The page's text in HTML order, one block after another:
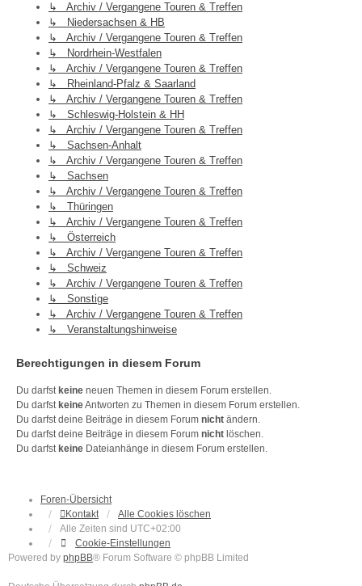
↳ Archiv / Vergangene Touren & Treffen
↳ Niedersachsen & HB
↳ Archiv / Vergangene Touren & Treffen
↳ Nordrhein-Westfalen
↳ Archiv / Vergangene Touren & Treffen
↳ Rheinland-Pfalz & Saarland
↳ Archiv / Vergangene Touren & Treffen
↳ Schleswig-Holstein & HH
↳ Archiv / Vergangene Touren & Treffen
↳ Sachsen-Anhalt
↳ Archiv / Vergangene Touren & Treffen
↳ Sachsen
↳ Archiv / Vergangene Touren & Treffen
↳ Thüringen
↳ Archiv / Vergangene Touren & Treffen
↳ Österreich
↳ Archiv / Vergangene Touren & Treffen
↳ Schweiz
↳ Archiv / Vergangene Touren & Treffen
↳ Sonstige
↳ Archiv / Vergangene Touren & Treffen
↳ Veranstaltungshinweise
Berechtigungen in diesem Forum
Du darfst keine neuen Themen in diesem Forum erstellen.
Du darfst keineAntworten zu Themen in diesem Forum erstellen.
Du darfst deine Beiträge in diesem Forum nicht ändern.
Du darfst deine Beiträge in diesem Forum nicht löschen.
Du darfst keine Dateianhänge in diesem Forum erstellen.
Foren-Übersicht
Kontakt
Alle Cookies löschen
Alle Zeiten sind UTC+02:00
Cookie-Einstellungen
Powered by phpBB® Forum Software © phpBB Limited